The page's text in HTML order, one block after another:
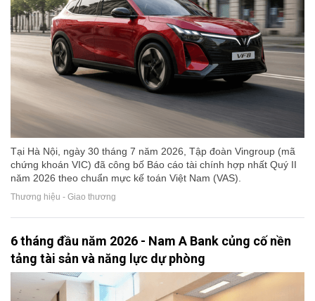
Tại Hà Nội, ngày 30 tháng 7 năm 2026, Tập đoàn Vingroup (mã
chứng khoán VIC) đã công bố Báo cáo tài chính hợp nhất Quý II
năm 2026 theo chuẩn mực kế toán Việt Nam (VAS).
Thương hiệu - Giao thương
6 tháng đầu năm 2026 - Nam A Bank củng cố nền
tảng tài sản và năng lực dự phòng